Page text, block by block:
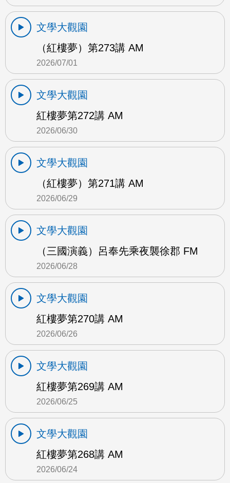
文學大觀園
（紅樓夢）第273講 AM
2026/07/01
文學大觀園
紅樓夢第272講 AM
2026/06/30
文學大觀園
（紅樓夢）第271講 AM
2026/06/29
文學大觀園
（三國演義）呂奉先乘夜襲徐郡 FM
2026/06/28
文學大觀園
紅樓夢第270講 AM
2026/06/26
文學大觀園
紅樓夢第269講 AM
2026/06/25
文學大觀園
紅樓夢第268講 AM
2026/06/24